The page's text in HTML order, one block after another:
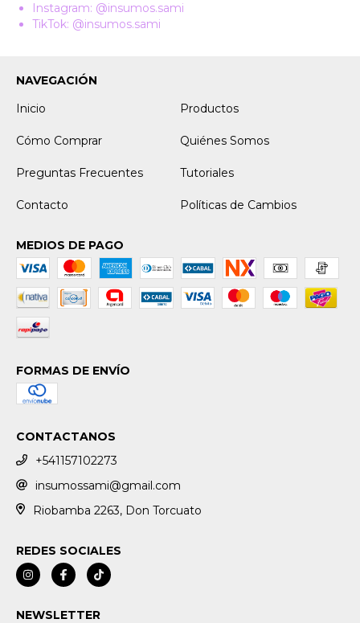
Instagram: @insumos.sami
TikTok: @insumos.sami
NAVEGACIÓN
Inicio
Productos
Cómo Comprar Quiénes Somos
Preguntas Frecuentes Tutoriales
Contacto Políticas de Cambios
MEDIOS DE PAGO
FORMAS DE ENVÍO
CONTACTANOS
+541157102273
insumossami@gmail.com
Riobamba 2263, Don Torcuato
REDES SOCIALES
NEWSLETTER